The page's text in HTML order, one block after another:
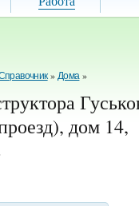
» Дома »
дом 14,